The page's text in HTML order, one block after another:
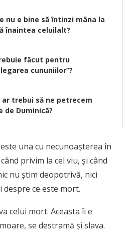
nu e bine să întinzi mâna la
înaintea celuilalt?
făcut pentru
cununiilor”?
ar trebui să ne petrecem
de Duminică?
una cu necunoaşterea în
privim la cel viu, şi când
nu ştim deopotrivă, nici
despre ce este mort.
celui mort. Aceasta îi e
se destramă şi slava.